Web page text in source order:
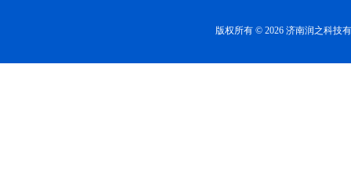
版权所有 © 2026 济南润之科技